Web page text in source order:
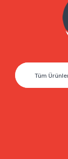
Tüm